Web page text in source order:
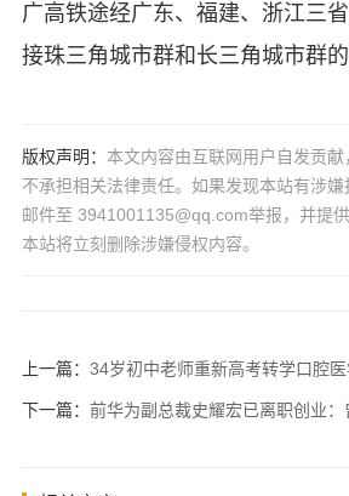
广高铁途经广东、福建、浙江三
接珠三角城市群和长三角城市群的
版权声明： 本文内容由互联网用户自发贡献
不承担相关法律责任。如果发现本站有涉
邮件至 3941001135@qq.com举报，并提
本站将立刻删除涉嫌侵权内容。
上一篇： 34岁初中老师重新高考转学口腔医
下一篇： 前华为副总裁史耀宏已离职创业：曾带领